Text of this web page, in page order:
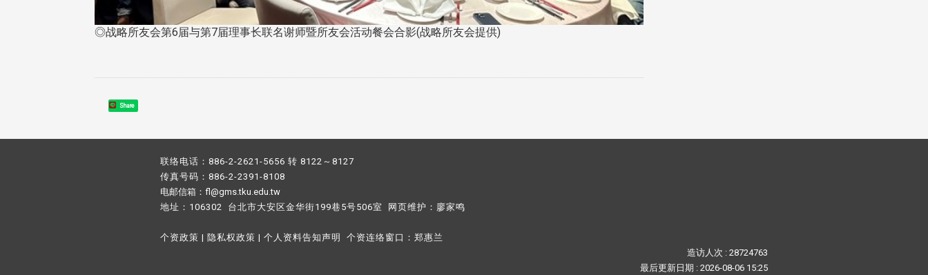
◎战略所友会第6届与第7届理事长联名谢师暨所友会活动餐会合影(战略所友会提供)
Share
联络电话：886-2-2621-5656 转 8122～8127
传真号码：886-2-2391-8108
电邮信箱：fl@gms.tku.edu.tw
地址：106302 台北市大安区金华街199巷5号506室 网页维护： 廖家鸣​
个资政策 | 隐私权政策 | 个人资料告知声明 个资连络窗口： 郑惠兰
造访人次 : 28724763
最后更新日期 : 2026-08-06 15:25